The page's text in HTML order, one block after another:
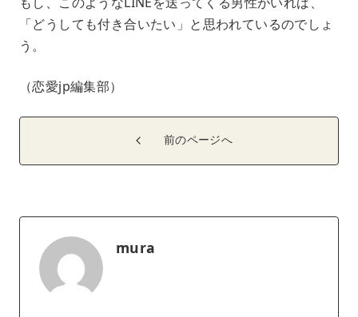
「どうしても付き合いたい」と思われているのでしょ
う。
（恋愛jp編集部）
前のページへ
mura